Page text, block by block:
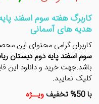
اصلی
بود.
کاربرگ هفته سوم اسفند
هدیه های آسمانی
کاربران گرامی محتوای این
سوم اسفند پایه دوم دبستان
باشد.جهت خرید و دانلود این
کلیک نمایید.
با 50% تخفیف
ویــژه